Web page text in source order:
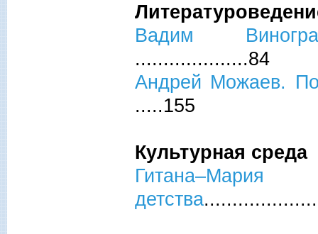
Вадим
....................84
Андрей Можаев.
.....155
Культурная среда
детства